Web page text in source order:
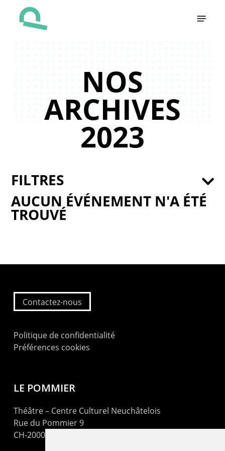
NOS
ARCHIVES
2023
AUCUN ÉVÉNEMENT N'A ÉTÉ
TROUVÉ
FILTRES
Contactez-nous
Politique de confidentialité
Préférences cookies
LE POMMIER
Théâtre – Centre Culturel Neuchâtelois
Rue du Pommier 9
CH-2000 Neuchâtel